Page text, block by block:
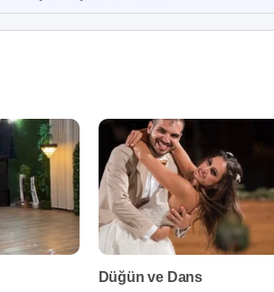
Düğün ve Dans